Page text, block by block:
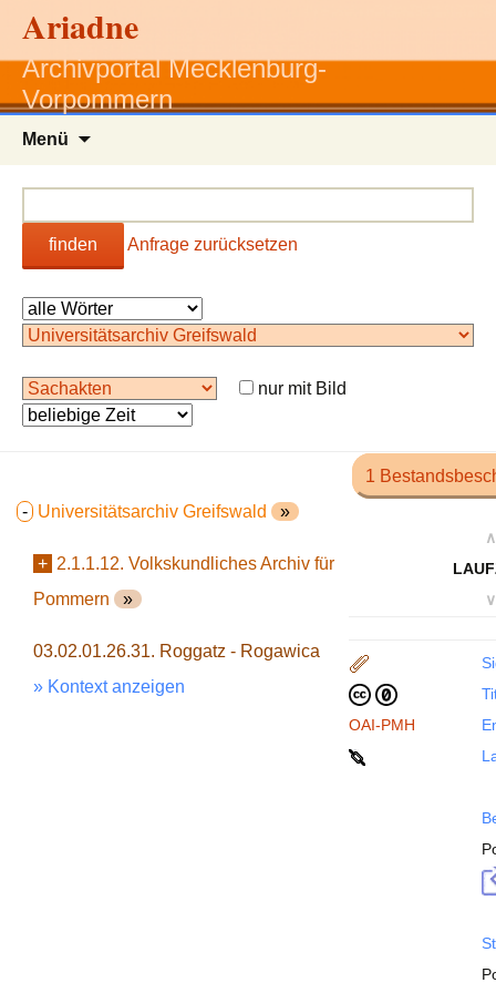
Ariadne
Archivportal Mecklenburg-
Vorpommern
Menü
finden Anfrage zurücksetzen
nur mit Bild
- Universitätsarchiv Greifswald »
+ 2.1.1.12. Volkskundliches Archiv für
Pommern »
03.02.01.26.31. Roggatz - Rogawica
» Kontext anzeigen
1
∧
∨
OAI-PMH